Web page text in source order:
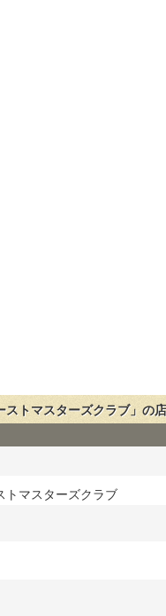
ストマスターズクラブ」の
トマスターズクラブ